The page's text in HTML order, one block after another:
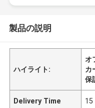
製品の説明
ハイライト:
オ
カ
保
Delivery Time 15